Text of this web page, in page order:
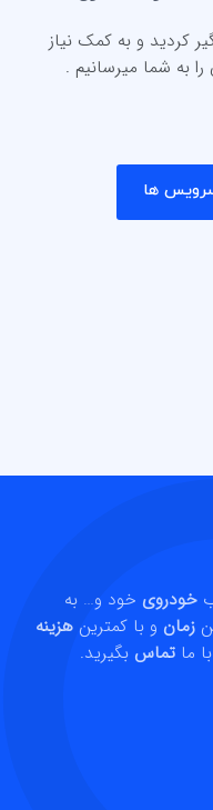
کردید و به کمک نیاز
به شما میرسانیم .
ها
خودروی خود و… به
زمان و با کمترین هزینه
ما تماس بگیرید.